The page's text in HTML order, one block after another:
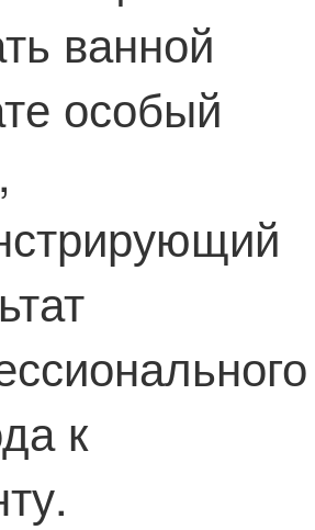
ванной
особый
к